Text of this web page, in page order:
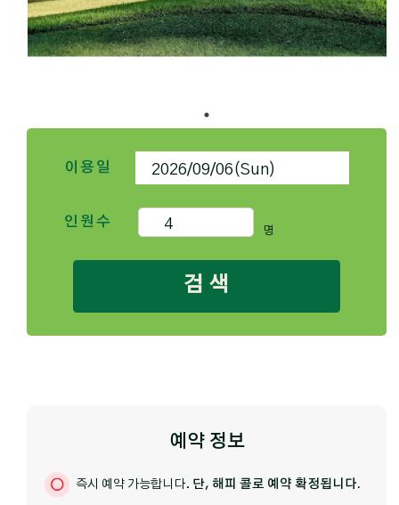
이용일
인원수
명
검 색
예약 정보
즉시 예약 가능합니다. 단, 해피 콜로 예약 확정됩니다.